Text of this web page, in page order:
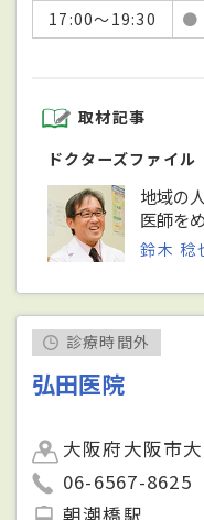
17:00～19:30
●
取材記事
ドクターズファイル
地域の
医師を
鈴木 稔
診療時間外
弘田医院
大阪府大阪市
06-6567-8625
朝潮橋駅